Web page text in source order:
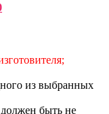
из выбранных
быть не